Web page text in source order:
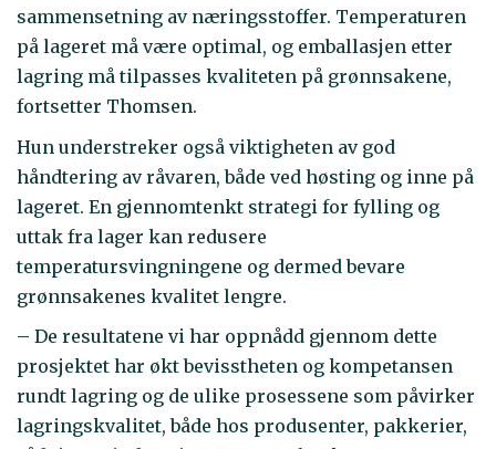
sammensetning av næringsstoffer. Temperaturen
på lageret må være optimal, og emballasjen etter
lagring må tilpasses kvaliteten på grønnsakene,
fortsetter Thomsen.
Hun understreker også viktigheten av god
håndtering av råvaren, både ved høsting og inne på
lageret. En gjennomtenkt strategi for fylling og
uttak fra lager kan redusere
temperatursvingningene og dermed bevare
grønnsakenes kvalitet lengre.
– De resultatene vi har oppnådd gjennom dette
prosjektet har økt bevisstheten og kompetansen
rundt lagring og de ulike prosessene som påvirker
lagringskvalitet, både hos produsenter, pakkerier,